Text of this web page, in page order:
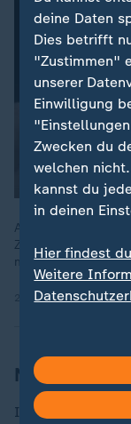
Als europäische
Zahlungssystem
mobile App.
26.11.2024 | 1:53 min
Neue
Inzwischen gibt
deine Daten
Dies betrifft
"Zustimmen"
unserer
Einwilligung
Zwecken du
welchen
kannst du
in deinen
Hier findest
Weitere